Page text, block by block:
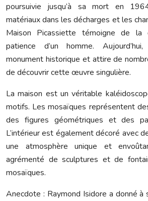
poursuivie jusqu’à sa mort en
matériaux dans les décharges et les
Maison Picassiette témoigne de
patience d’un homme.
monument historique et attire de
de découvrir cette œuvre singulière.
La maison est un véritable
motifs. Les mosaïques représentent
des figures géométriques et des
L’intérieur est également décoré avec
une atmosphère unique et
agrémenté de sculptures et de
mosaïques.
Anecdote : Raymond Isidore a donné à